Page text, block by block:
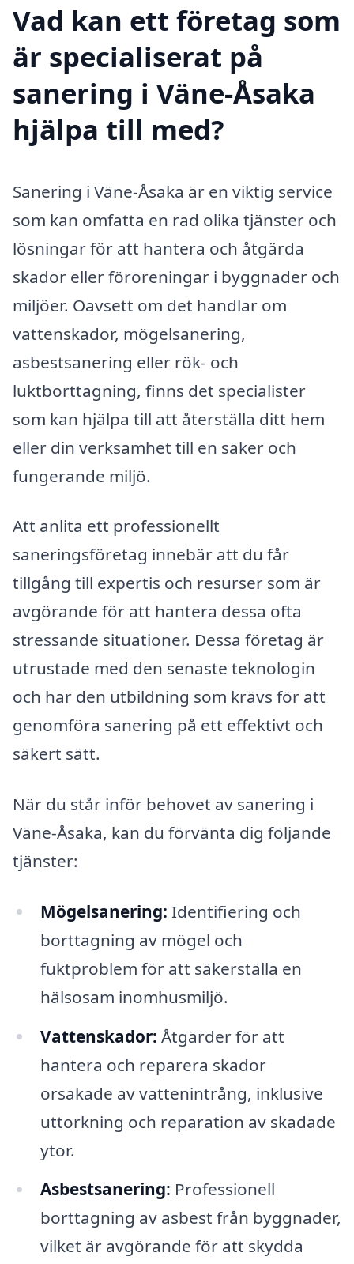
Vad kan ett företag som
är specialiserat på
sanering i Väne-Åsaka
hjälpa till med?
Sanering i Väne-Åsaka är en viktig service
som kan omfatta en rad olika tjänster och
lösningar för att hantera och åtgärda
skador eller föroreningar i byggnader och
miljöer. Oavsett om det handlar om
vattenskador, mögelsanering,
asbestsanering eller rök- och
luktborttagning, finns det specialister
som kan hjälpa till att återställa ditt hem
eller din verksamhet till en säker och
fungerande miljö.
Att anlita ett professionellt
saneringsföretag innebär att du får
tillgång till expertis och resurser som är
avgörande för att hantera dessa ofta
stressande situationer. Dessa företag är
utrustade med den senaste teknologin
och har den utbildning som krävs för att
genomföra sanering på ett effektivt och
säkert sätt.
När du står inför behovet av sanering i
Väne-Åsaka, kan du förvänta dig följande
tjänster:
Mögelsanering: Identifiering och
borttagning av mögel och
fuktproblem för att säkerställa en
hälsosam inomhusmiljö.
Vattenskador: Åtgärder för att
hantera och reparera skador
orsakade av vattenintrång, inklusive
uttorkning och reparation av skadade
ytor.
Asbestsanering: Professionell
borttagning av asbest från byggnader,
vilket är avgörande för att skydda